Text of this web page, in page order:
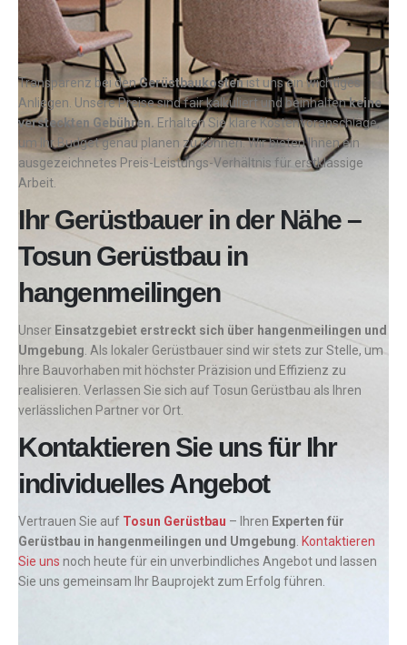
Transparenz bei denGerüstbaukostenist uns ein wichtiges
Anliegen. Unsere Preise sind fair kalkuliert und beinhaltenkeine
versteckten Gebühren. Erhalten Sie klare Kostenvoranschläge,
um Ihr Budget genau planen zu können. Wir bieten Ihnen ein
ausgezeichnetes Preis-Leistungs-Verhältnis für erstklassige
Arbeit.
Ihr Gerüstbauer in der Nähe –
Tosun Gerüstbau in
hangenmeilingen
Unser Einsatzgebiet erstreckt sich über hangenmeilingen und
Umgebung . Als lokaler Gerüstbauer sind wir stets zur Stelle, um
Ihre Bauvorhaben mit höchster Präzision und Effizienz zu
realisieren. Verlassen Sie sich auf Tosun Gerüstbau als Ihren
verlässlichen Partner vor Ort.
Kontaktieren Sie uns für Ihr
individuelles Angebot
Vertrauen Sie auf Tosun Gerüstbau – Ihren Experten für
Gerüstbau in hangenmeilingen und Umgebung Kontaktieren
Sie uns noch heute für ein unverbindliches Angebot und lassen
Sie uns gemeinsam Ihr Bauprojekt zum Erfolg führen.